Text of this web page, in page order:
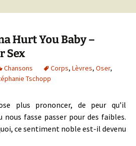
Hurt You Baby –
Sex
Chansons Corps, Lèvres, Oser,
Tschopp
plus prononcer, de peur qu’il
nous fasse passer pour des faibles.
ce sentiment noble est-il devenu